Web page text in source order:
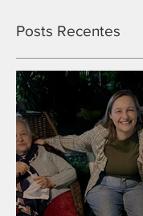
Posts Recentes